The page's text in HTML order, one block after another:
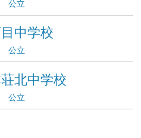
公立
中学校
公立
北中学校
公立